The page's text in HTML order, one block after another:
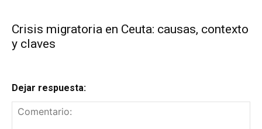
Crisis migratoria en Ceuta: causas, contexto
y claves
Dejar respuesta: